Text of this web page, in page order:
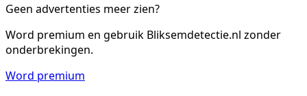
Geen advertenties meer zien?
Word premium en gebruik Bliksemdetectie.nl zonder
onderbrekingen.
Word premium